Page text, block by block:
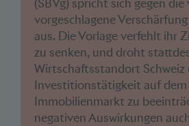
(SBVg) spricht sich gegen
vorgeschlagene
aus. Die Vorlage verfehlt ihr
zu senken, und droht
Wirtschaftsstandort Schweiz
Investitionstätigkeit auf dem
Immobilienmarkt zu
negativen Auswirkungen